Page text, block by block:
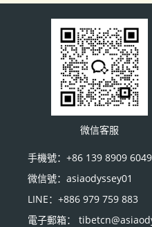
微信客服
手機號：+86 139 8909 6049
微信號：asiaodyssey01
LINE：+886 979 759 883
電子郵箱：